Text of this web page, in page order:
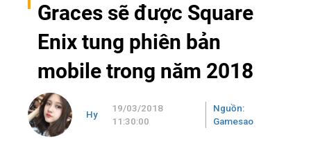
Graces sẽ được Square
Enix tung phiên bản
mobile trong năm 2018
Hy
19/03/2018
11:30:00
Nguồn:
Gamesao